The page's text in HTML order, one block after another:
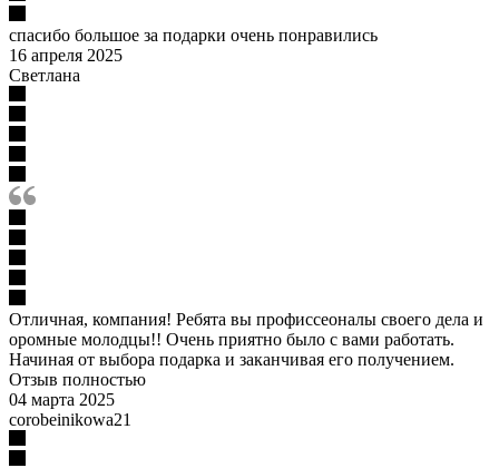
спасибо большое за подарки очень понравились
16 апреля 2025
Светлана
Отличная, компания! Ребята вы профиссеоналы своего дела и
оромные молодцы!! Очень приятно было с вами работать.
Начиная от выбора подарка и заканчивая его получением.
Отзыв полностью
04 марта 2025
corobeinikowa21